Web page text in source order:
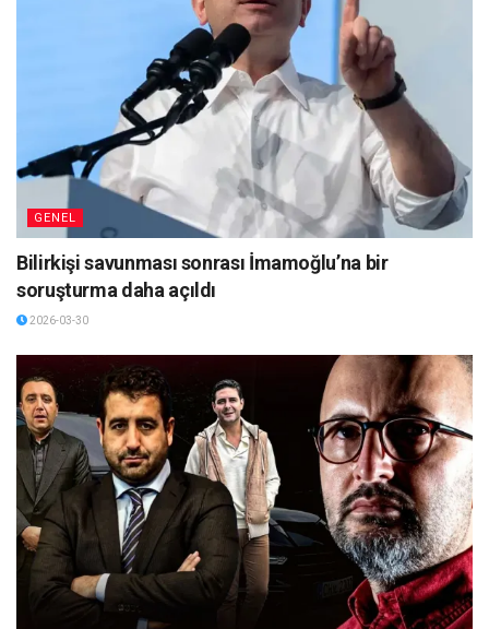
GENEL
Bilirkişi savunması sonrası İmamoğlu’na bir
soruşturma daha açıldı
2026-03-30